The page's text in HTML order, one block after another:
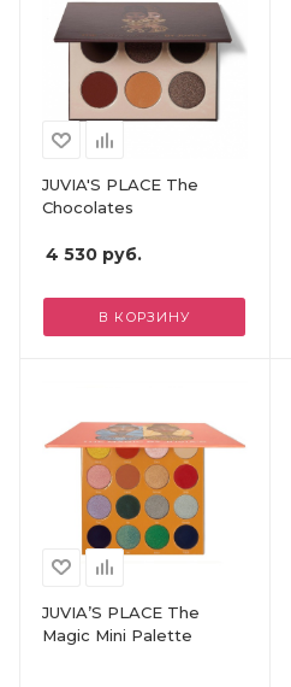
JUVIA'S PLACE The
Chocolates
4 530 руб.
В КОРЗИНУ
JUVIA’S PLACE The
Magic Mini Palette